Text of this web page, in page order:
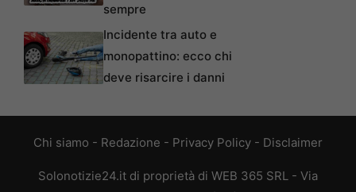
sempre
Incidente tra auto e
monopattino: ecco chi
deve risarcire i danni
Chi siamo - Redazione - Privacy Policy - Disclaimer
Solonotizie24.it di proprietà di WEB 365 SRL - Via